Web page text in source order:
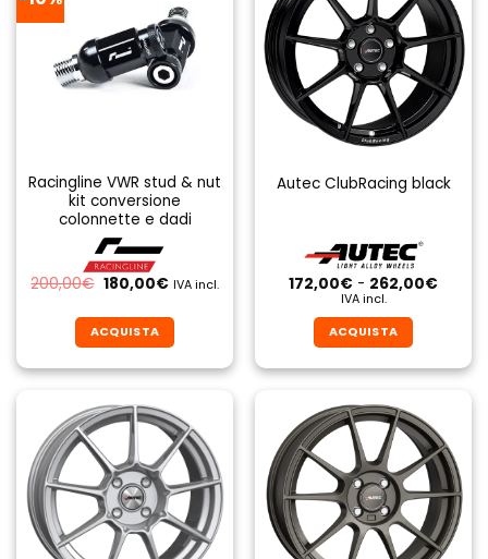
Racingline VWR stud & nut
kit conversione
colonnette e dadi
200,00€ Il
prezzo
era:
200,00€.
180,00€Il
è:
180,00€.
IVA incl.
ACQUISTA
prodotto
ha
più
varianti.
Le
opzioni
possono
essere
Autec ClubRacing black
172,00€ - 262,00€Fascia
IVA incl.
ACQUISTA
prodotto
ha
più
varianti.
Le
opzioni
possono
essere